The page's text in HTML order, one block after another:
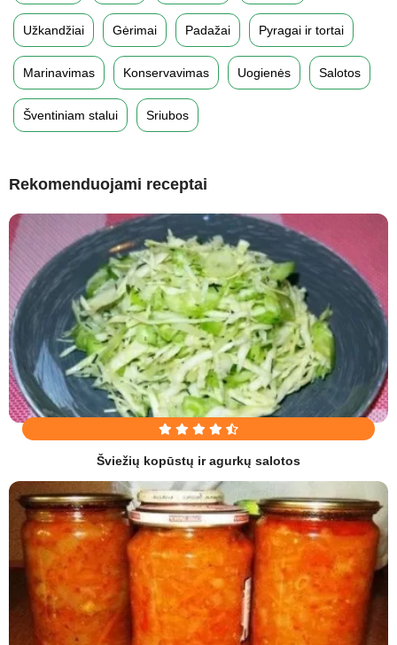
Užkandžiai Gėrimai Padažai Pyragai ir tortai
Marinavimas Konservavimas Uogienės Salotos
Šventiniam stalui Sriubos
Rekomenduojami receptai
Šviežių kopūstų ir agurkų salotos